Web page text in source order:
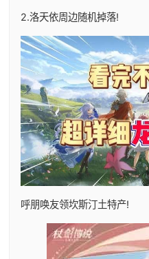
2.洛天依周边随机掉落!
呼朋唤友领坎斯汀土特产!